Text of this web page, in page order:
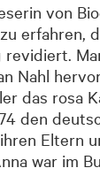
von
erfahren,
Nahl
das rosa
den
Eltern
war im